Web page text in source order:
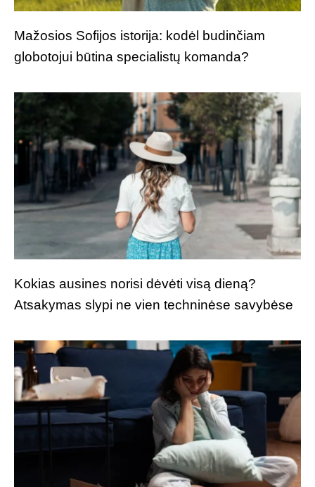
Mažosios Sofijos istorija: kodėl budinčiam
globotojui būtina specialistų komanda?
Kokias ausines norisi dėvėti visą dieną?
Atsakymas slypi ne vien techninėse savybėse